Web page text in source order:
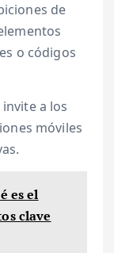
de
o códigos
a los
móviles
es el
clave